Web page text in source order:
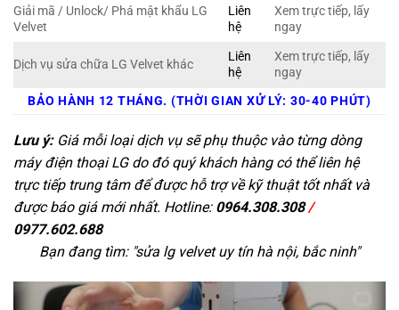
Giải mã / Unlock/ Phá mật khẩu LG
Velvet
Liên
hệ
Xem trực tiếp, lấy
ngay
Dịch vụ sửa chữa LG Velvet khác
Liên
hệ
Xem trực tiếp, lấy
ngay
BẢO HÀNH 12 THÁNG. (THỜI GIAN XỬ LÝ: 30-40 PHÚT)
Lưu ý:Giá mỗi loại dịch vụ sẽ phụ thuộc vào từng dòng
máy điện thoại LG do đó quý khách hàng có thể liên hệ
trực tiếp trung tâm để được hỗ trợ về kỹ thuật tốt nhất và
được báo giá mới nhất. Hotline: 0964.308.308/
0977.602.688
Bạn đang tìm: "sửa lg velvet uy tín hà nội, bắc ninh"